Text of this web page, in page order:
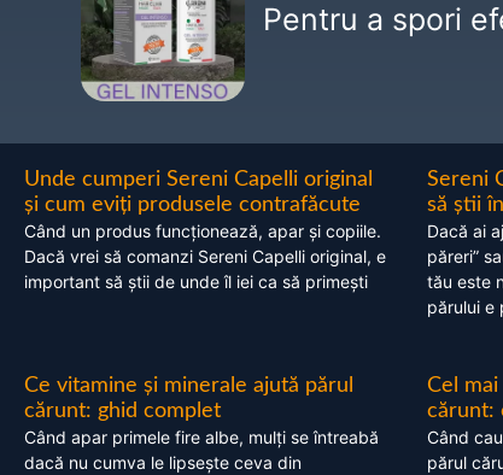
Pentru a spori
Unde cumperi Sereni Capelli original
și cum eviți produsele contrafăcute
Când un produs funcționează, apar și copiile.
Dacă vrei să comanzi Sereni Capelli original, e
important să știi de unde îl iei ca să primești
Sereni
să știi
Dacă ai
păreri”
tău este
părului e
Ce vitamine și minerale ajută părul
cărunt: ghid complet
Când apar primele fire albe, mulți se întreabă
dacă nu cumva le lipsește ceva din
Cel
cărunt:
Când
părul